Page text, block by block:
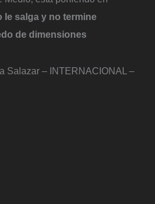
le salga y no termine
de dimensiones
Salazar – INTERNACIONAL –